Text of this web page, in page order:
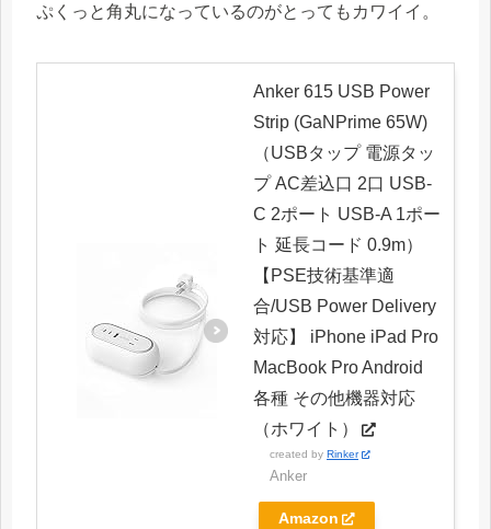
ぷくっと角丸になっているのがとってもカワイイ。
Anker 615 USB Power
Strip (GaNPrime 65W)
（USBタップ 電源タッ
プ AC差込口 2口 USB-
C 2ポート USB-A 1ポー
ト 延長コード 0.9m）
【PSE技術基準適
合/USB Power Delivery
対応】 iPhone iPad Pro
MacBook Pro Android
各種 その他機器対応
（ホワイト）
created by Rinker
Anker
Amazon